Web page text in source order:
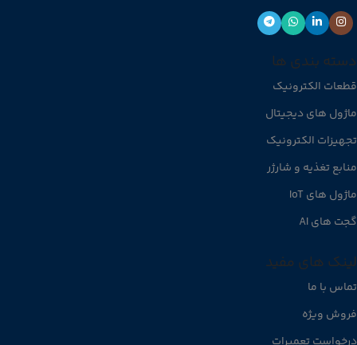
دسته بندی ها
قطعات الکترونیک
ماژول های دیجیتال
تجهیزات الکترونیک
منابع تغذیه و شارژر
ماژول های IoT
گجت های AI
لینک های مفید
تماس با ما
فروش ویژه